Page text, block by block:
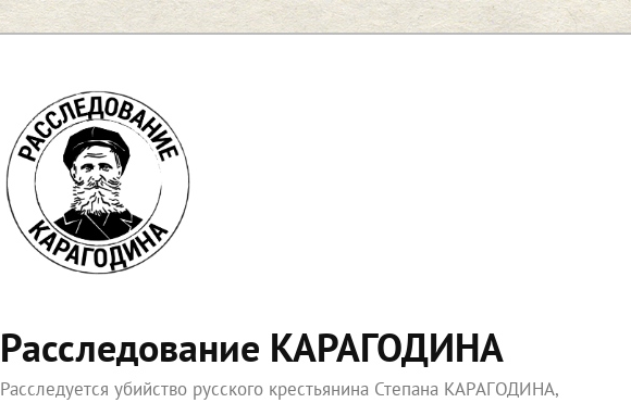
Расследование КАРАГОДИНА
Расследуется убийство русского крестьянина Степана КАРАГОДИНА,